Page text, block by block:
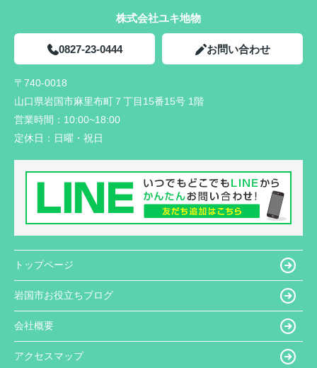
株式会社ユキ地物
0827-23-0444 お問い合わせ
〒740-0018
山口県岩国市麻里布町７丁目15番15号 1階
営業時間： 10:00~18:00
定休日： 日曜・祝日
トップページ
岩国市お役立ちブログ
会社概要
アクセスマップ